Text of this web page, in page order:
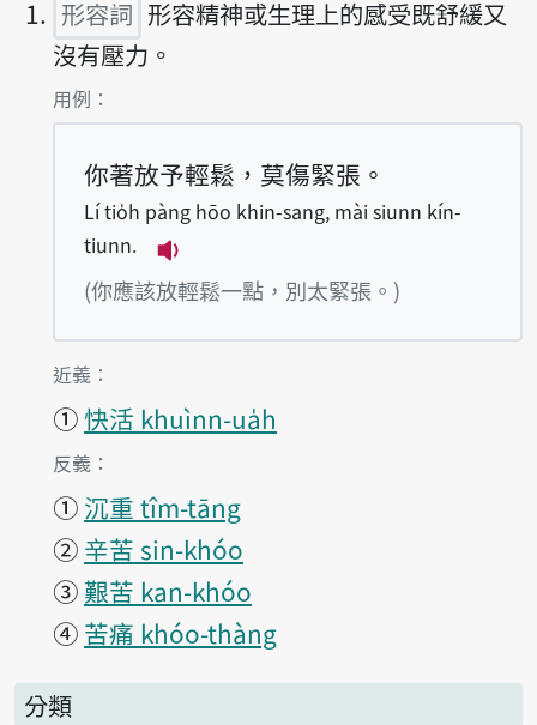
形容詞 形容精神或生理上的感受既舒緩又
沒有壓力。
第1項釋義的
用例：
你著放予輕鬆，莫傷緊張。
Lí tio̍h pàng hōo khin-sang, mài siunn kín-
tiunn.
播放例句Lí tio̍h pàng hōo khin-
(你應該放輕鬆一點，別太緊張。)
第1項釋義的
近義：
①快活 khuìnn-ua̍h
第1項釋義的
反義：
① 沉重 tîm-tāng
② 辛苦 sin-khóo
③ 艱苦 kan-khóo
④ 苦痛 khóo-thàng
分類